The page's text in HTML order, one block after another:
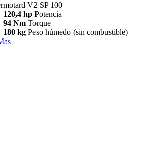
V2 SP 100
120,4 hp Potencia
94 Nm Torque
180 kg Peso húmedo (sin combustible)